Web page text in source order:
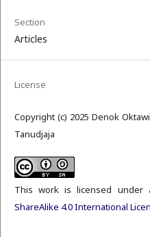
Section
Articles
License
Copyright (c) 2025 Denok
Tanudjaja
This work is licensed under
ShareAlike 4.0 International